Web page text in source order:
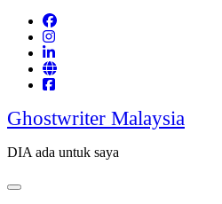
Ghostwriter Malaysia
DIA ada untuk saya